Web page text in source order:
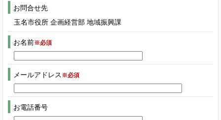
お問合せ先
玉名市役所 企画経営部 地域振興課
お名前※必須
メールアドレス ※必須
お電話番号